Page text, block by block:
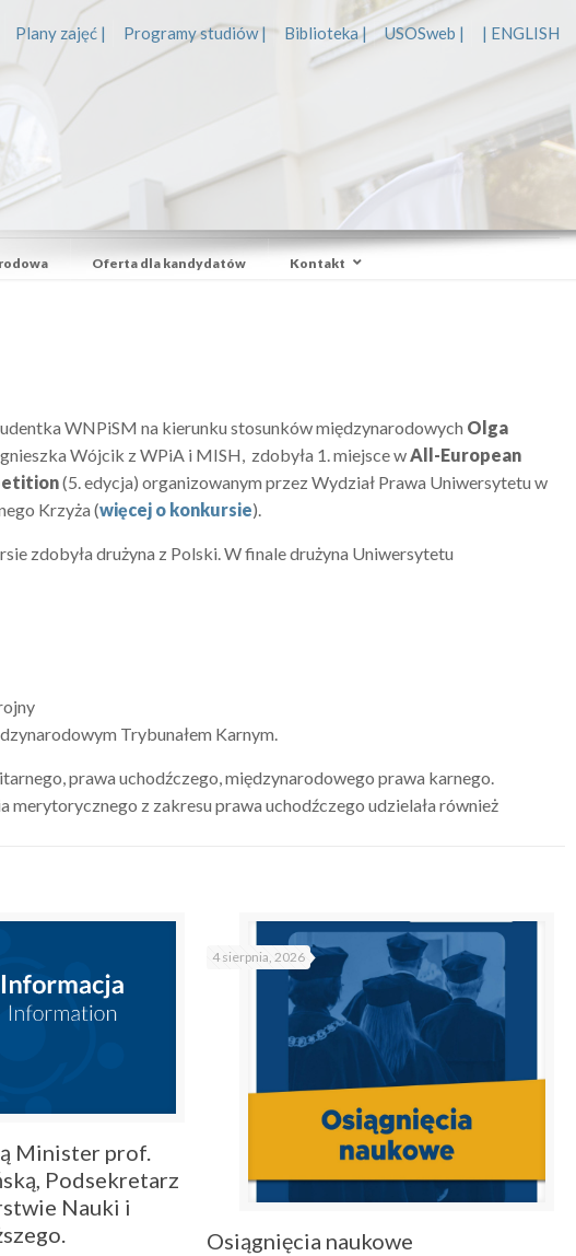
Plany zajęć | Programy studiów | Biblioteka | USOSweb | | ENGLISH
Oferta dla kandydatów Kontakt
WNPiSM na kierunku stosunków międzynarodowych Olga
Wójcik z WPiA i MISH, zdobyła 1. miejsce wAll-European
(5. edycja) organizowanym przez Wydział Prawa Uniwersytetu w
Krzyża (więcej o konkursie).
zdobyła drużyna z Polski. W finale drużyna Uniwersytetu
Trybunałem Karnym.
prawa uchodźczego, międzynarodowego prawa karnego.
merytorycznego z zakresu prawa uchodźczego udzielała również
Minister prof.
Podsekretarz
Nauki i
4 sierpnia, 2026
Osiągnięcia naukowe